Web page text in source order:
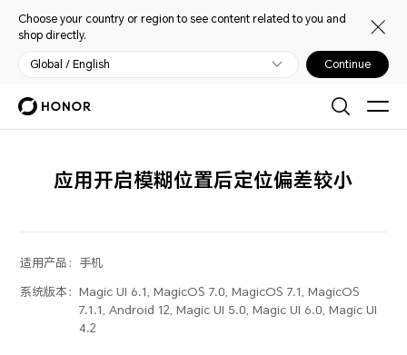
Choose your country or region to see content related to you and
shop directly.
Global / English Continue
应用开启模糊位置后定位偏差较小
适用产品： 手机
系统版本：Magic UI 6.1, MagicOS 7.0, MagicOS 7.1, MagicOS
7.1.1, Android 12, Magic UI 5.0, Magic UI 6.0, Magic UI
4.2